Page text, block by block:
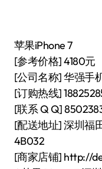
苹果iPhone 7
[参考价格] 4180元
[公司名称] 华强手
[订购热线]
[联系 Q Q]
[配送地址] 深圳福
4B032
[商家店铺] http://